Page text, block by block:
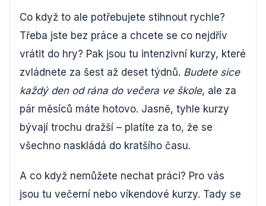
Co když to ale potřebujete stihnout rychle?
Třeba jste bez práce a chcete se co nejdřív
vrátit do hry? Pak jsou tu intenzivní kurzy, které
zvládnete za šest až deset týdnů. Budete sice
každý den od rána do večera ve škole, ale za
pár měsíců máte hotovo. Jasně, tyhle kurzy
bývají trochu dražší – platíte za to, že se
všechno naskládá do kratšího času.
A co když nemůžete nechat práci? Pro vás
jsou tu večerní nebo víkendové kurzy. Tady se